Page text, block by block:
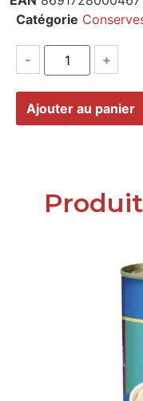
Catégorie
- +
Ajouter au panier